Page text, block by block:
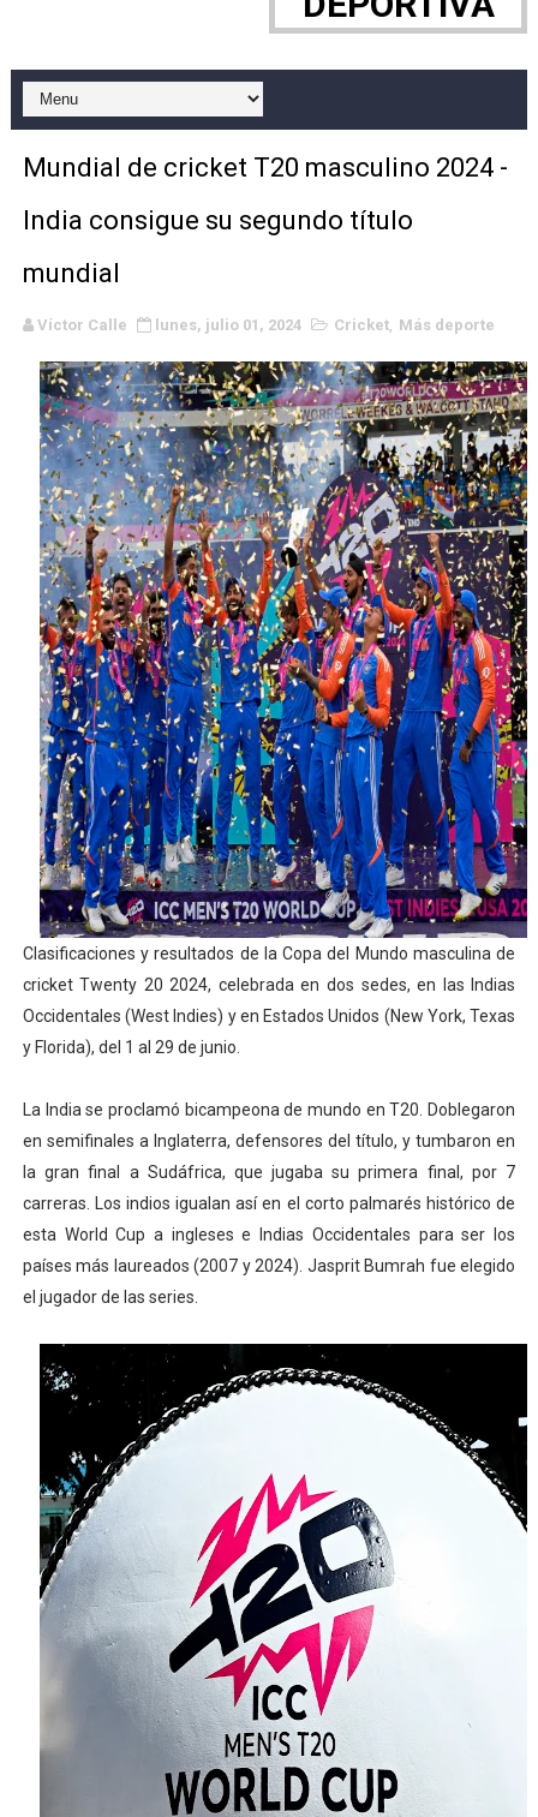
WWE NXT - Myles Borne y Tavion Heights ponen fin
Canadian Football League 2026 - Week 10
EFA y AFLE 2026 - Regular season
Máxima celebración en el último Impact! con Jason
Mundial de esgrima 2026 (Hong Kong) - La
Raquel Rodriguez es la nueva monarca
Athletes Unlimited Softball League 2026 - Las Utah
Mundial de piragüismo slalom 2026 (Oklahoma City,
Tour de Francia masculino 2026 - Tadej Pogacar
Mundial de Fórmula 1 2026 - Lando Norris consigue
Campeonato de Europa de high diving 2026 (París,
Mundial de cricket T20 masculino 2024 -
India consigue su segundo título
mundial
Víctor Calle lunes, julio 01, 2024 Cricket, Más deporte
Clasificaciones y resultados de la Copa del Mundo masculina de
cricket Twenty 20 2024, celebrada en dos sedes, en las Indias
Occidentales (West Indies) y en Estados Unidos (New York, Texas
y Florida), del 1 al 29 de junio.
La India se proclamó bicampeona de mundo en T20. Doblegaron
en semifinales a Inglaterra, defensores del título, y tumbaron en
la gran final a Sudáfrica, que jugaba su primera final, por 7
carreras. Los indios igualan así en el corto palmarés histórico de
esta World Cup a ingleses e Indias Occidentales para ser los
países más laureados (2007 y 2024). Jasprit Bumrah fue elegido
el jugador de las series.